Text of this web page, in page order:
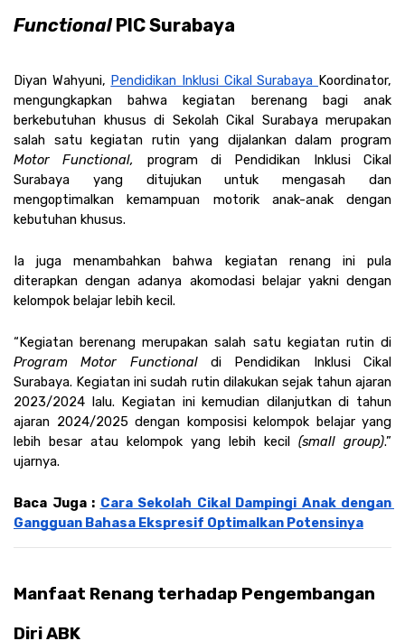
Functional PIC Surabaya
Diyan Wahyuni, Pendidikan Inklusi Cikal Surabaya Koordinator,
mengungkapkan bahwa kegiatan berenang bagi anak
berkebutuhan khusus di Sekolah Cikal Surabaya merupakan
Motor Functional, program di Pendidikan Inklusi Cikal
Surabaya yang ditujukan untuk mengasah dan
mengoptimalkan kemampuan motorik anak-anak dengan
kebutuhan khusus.
Ia juga menambahkan bahwa kegiatan renang ini pula
diterapkan dengan adanya akomodasi belajar yakni dengan
kelompok belajar lebih kecil.
Program Motor Functional di Pendidikan Inklusi Cikal
Surabaya. Kegiatan ini sudah rutin dilakukan sejak tahun ajaran
2023/2024 lalu. Kegiatan ini kemudian dilanjutkan di tahun
ajaran 2024/2025 dengan komposisi kelompok belajar yang
lebih besar atau kelompok yang lebih kecil (small group).”
ujarnya.
Baca Juga : Cara Sekolah Cikal Dampingi Anak dengan
Gangguan Bahasa Ekspresif Optimalkan Potensinya
Manfaat Renang terhadap Pengembangan
Diri ABK